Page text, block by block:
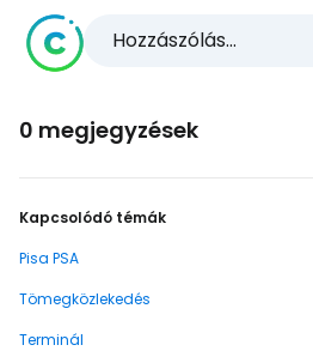
Hozzászólás...
0 megjegyzések
Kapcsolódó témák
Pisa PSA
Tömegközlekedés
Terminál